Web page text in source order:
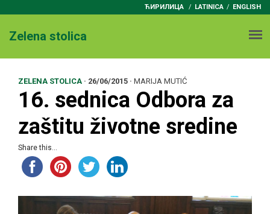
ЋИРИЛИЦА / LATINICA ENGLISH
Zelena stolica
ZELENA STOLICA · 26/06/2015 · MARIJA MUTIĆ
16. sednica Odbora za
zaštitu životne sredine
Share this...